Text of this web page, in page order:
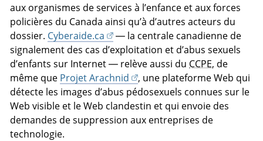
aux organismes de services à l’enfance et aux forces
policières du Canada ainsi qu’à d’autres acteurs du
dossier. Cyberaide.ca
— la centrale canadienne de
signalement des cas d’exploitation et d’abus sexuels
d’enfants sur Internet — relève aussi du CCPE, de
même que Projet Arachnid
, une plateforme Web qui
détecte les images d’abus pédosexuels connues sur le
Web visible et le Web clandestin et qui envoie des
demandes de suppression aux entreprises de
technologie.